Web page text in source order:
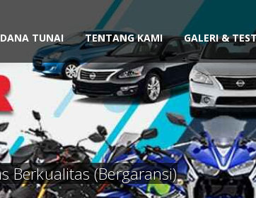
DANA TUNAI TENTANG KAMI GALERI &
Berkualitas (Bergaransi)